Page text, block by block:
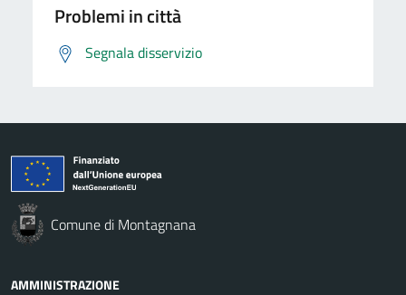
Problemi in città
Segnala disservizio
Comune di Montagnana
AMMINISTRAZIONE